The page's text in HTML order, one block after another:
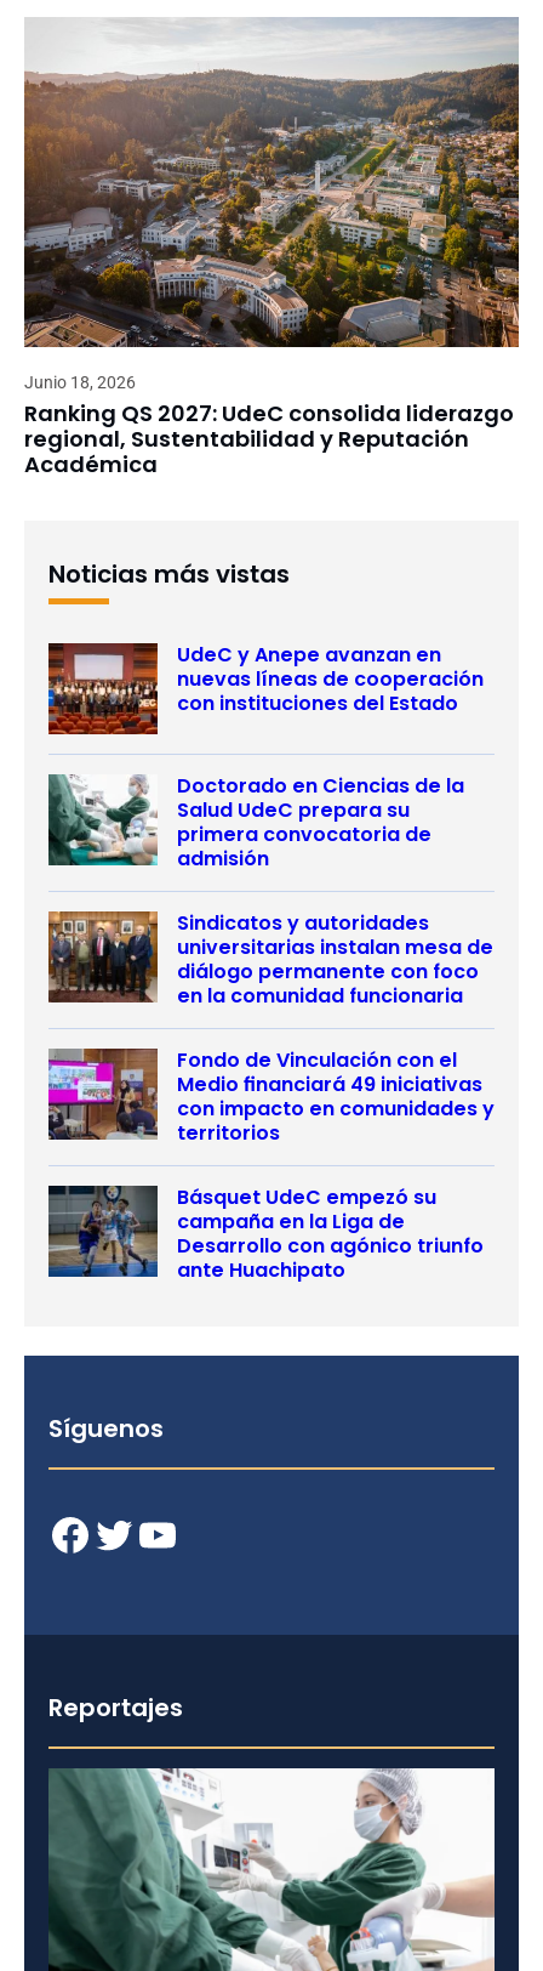
Junio 18, 2026
Ranking QS 2027: UdeC consolida liderazgo
regional, Sustentabilidad y Reputación
Académica
Noticias más vistas
UdeC y Anepe avanzan en
nuevas líneas de cooperación
con instituciones del Estado
Doctorado en Ciencias de la
Salud UdeC prepara su
primera convocatoria de
admisión
Sindicatos y autoridades
universitarias instalan mesa de
diálogo permanente con foco
en la comunidad funcionaria
Fondo de Vinculación con el
Medio financiará 49 iniciativas
con impacto en comunidades y
territorios
Básquet UdeC empezó su
campaña en la Liga de
Desarrollo con agónico triunfo
ante Huachipato
Síguenos
Facebook Twitter YouTube
Reportajes